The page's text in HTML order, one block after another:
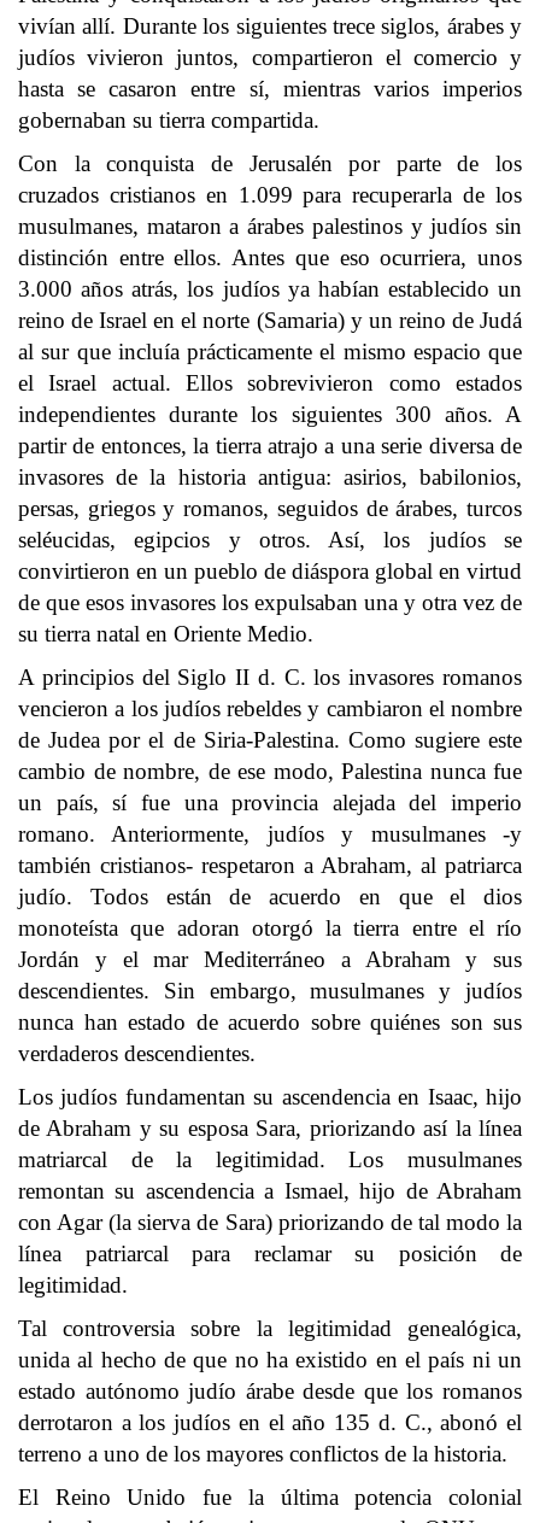
vivían allí. Durante los siguientes trece siglos, árabes y
judíos vivieron juntos, compartieron el comercio y
hasta se casaron entre sí, mientras varios imperios
gobernaban su tierra compartida.
Con la conquista de Jerusalén por parte de los
cruzados cristianos en 1.099 para recuperarla de los
musulmanes, mataron a árabes palestinos y judíos sin
distinción entre ellos. Antes que eso ocurriera, unos
3.000 años atrás, los judíos ya habían establecido un
reino de Israel en el norte (Samaria) y un reino de Judá
al sur que incluía prácticamente el mismo espacio que
el Israel actual. Ellos sobrevivieron como estados
independientes durante los siguientes 300 años. A
partir de entonces, la tierra atrajo a una serie diversa de
invasores de la historia antigua: asirios, babilonios,
persas, griegos y romanos, seguidos de árabes, turcos
seléucidas, egipcios y otros. Así, los judíos se
convirtieron en un pueblo de diáspora global en virtud
de que esos invasores los expulsaban una y otra vez de
su tierra natal en Oriente Medio.
A principios del Siglo II d. C. los invasores romanos
vencieron a los judíos rebeldes y cambiaron el nombre
de Judea por el de Siria-Palestina. Como sugiere este
cambio de nombre, de ese modo, Palestina nunca fue
un país, sí fue una provincia alejada del imperio
romano. Anteriormente, judíos y musulmanes -y
también cristianos- respetaron a Abraham, al patriarca
judío. Todos están de acuerdo en que el dios
monoteísta que adoran otorgó la tierra entre el río
Jordán y el mar Mediterráneo a Abraham y sus
descendientes. Sin embargo, musulmanes y judíos
nunca han estado de acuerdo sobre quiénes son sus
verdaderos descendientes.
Los judíos fundamentan su ascendencia en Isaac, hijo
de Abraham y su esposa Sara, priorizando así la línea
matriarcal de la legitimidad. Los musulmanes
remontan su ascendencia a Ismael, hijo de Abraham
con Agar (la sierva de Sara) priorizando de tal modo la
línea patriarcal para reclamar su posición de
legitimidad.
Tal controversia sobre la legitimidad genealógica,
unida al hecho de que no ha existido en el país ni un
estado autónomo judío árabe desde que los romanos
derrotaron a los judíos en el año 135 d. C., abonó el
terreno a uno de los mayores conflictos de la historia.
El Reino Unido fue la última potencia colonial